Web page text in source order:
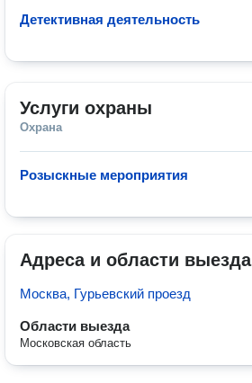
Детективная деятельность
Услуги охраны
Охрана
Розыскные мероприятия
Адреса и области выезда
Москва, Гурьевский проезд
Области выезда
Московская область